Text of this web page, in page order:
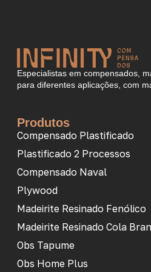
Especialistas em compensados,
para diferentes aplicações, com
Produtos
Compensado Plastificado
Plastificado 2 Processos
Compensado Naval
Plywood
Madeirite Resinado Fenólico
Madeirite Resinado Cola
Obs Tapume
Obs Home Plus